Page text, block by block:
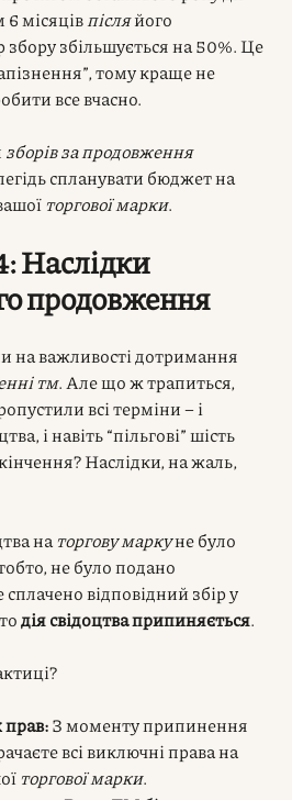
6 місяців післяйого
збору збільшується на 50%. Це
тому краще не
все вчасно.
зборів за продовження
спланувати бюджет на
торгової марки.
Наслідки
продовження
на важливості дотримання
тм. Але що ж трапиться,
всі терміни – і
і навіть “пільгові” шість
Наслідки, на жаль,
на торгову маркуне було
не було подано
відповідний збір у
дія свідоцтва припиняється.
З моменту припинення
всі виключні права на
торгової марки.